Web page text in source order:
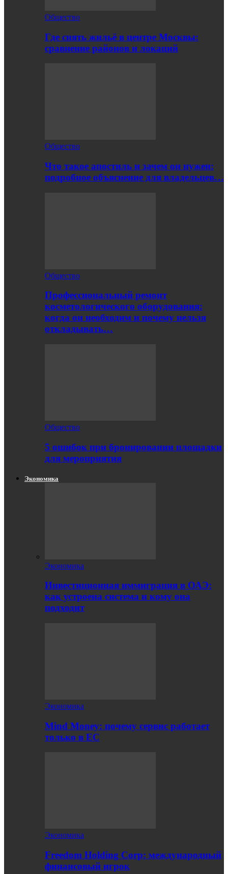
Общество
Где снять жильё в центре Москвы:
сравнение районов и локаций
Общество
Что такое апостиль и зачем он нужен:
подробное объяснение для владельцев…
Общество
Профессиональный ремонт
косметологического оборудования:
когда он необходим и почему нельзя
откладывать…
Общество
5 ошибок при бронировании площадки
для мероприятия
Экономика
Экономика
Инвестиционная иммиграция в ОАЭ:
как устроена система и кому она
подходит
Экономика
Mind Money: почему сервис работает
только в ЕС
Экономика
Freedom Holding Corp: международный
финансовый игрок